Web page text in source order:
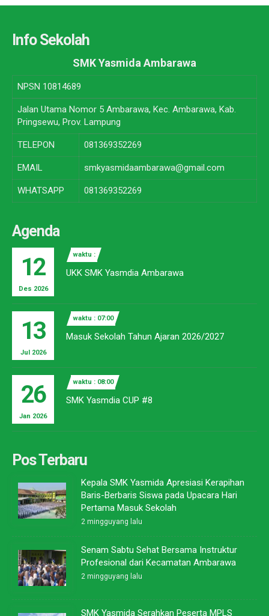
Info Sekolah
SMK Yasmida Ambarawa
NPSN 10814689
Jalan Utama Nomor 5 Ambarawa, Kec. Ambarawa, Kab.
Pringsewu, Prov. Lampung
TELEPON 081369352269
EMAIL smkyasmidaambarawa@gmail.com
WHATSAPP 081369352269
Agenda
12
Des 2026
waktu :
UKK SMK Yasmdia Ambarawa
13
Jul 2026
waktu : 07:00
Masuk Sekolah Tahun Ajaran 2026/2027
26
Jan 2026
waktu : 08:00
SMK Yasmdia CUP #8
Pos Terbaru
Kepala SMK Yasmida Apresiasi Kerapihan
Baris-Berbaris Siswa pada Upacara Hari
Pertama Masuk Sekolah
2 mingguyang lalu
Senam Sabtu Sehat Bersama Instruktur
Profesional dari Kecamatan Ambarawa
2 mingguyang lalu
SMK Yasmida Serahkan Peserta MPLS